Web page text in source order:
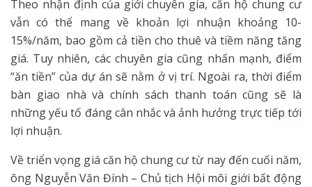
Theo nhận định của giới chuyên gia, căn hộ chung cư
vẫn có thể mang về khoản lợi nhuận khoảng 10-
15%/năm, bao gồm cả tiền cho thuê và tiềm năng tăng
giá. Tuy nhiên, các chuyên gia cũng nhấn mạnh, điểm
“ăn tiền” của dự án sẽ nằm ở vị trí. Ngoài ra, thời điểm
bàn giao nhà và chính sách thanh toán cũng sẽ là
những yếu tố đáng cân nhắc và ảnh hưởng trực tiếp tới
lợi nhuận.
Về triển vọng giá căn hộ chung cư từ nay đến cuối năm,
ông Nguyễn Văn Đính – Chủ tịch Hội môi giới bất động